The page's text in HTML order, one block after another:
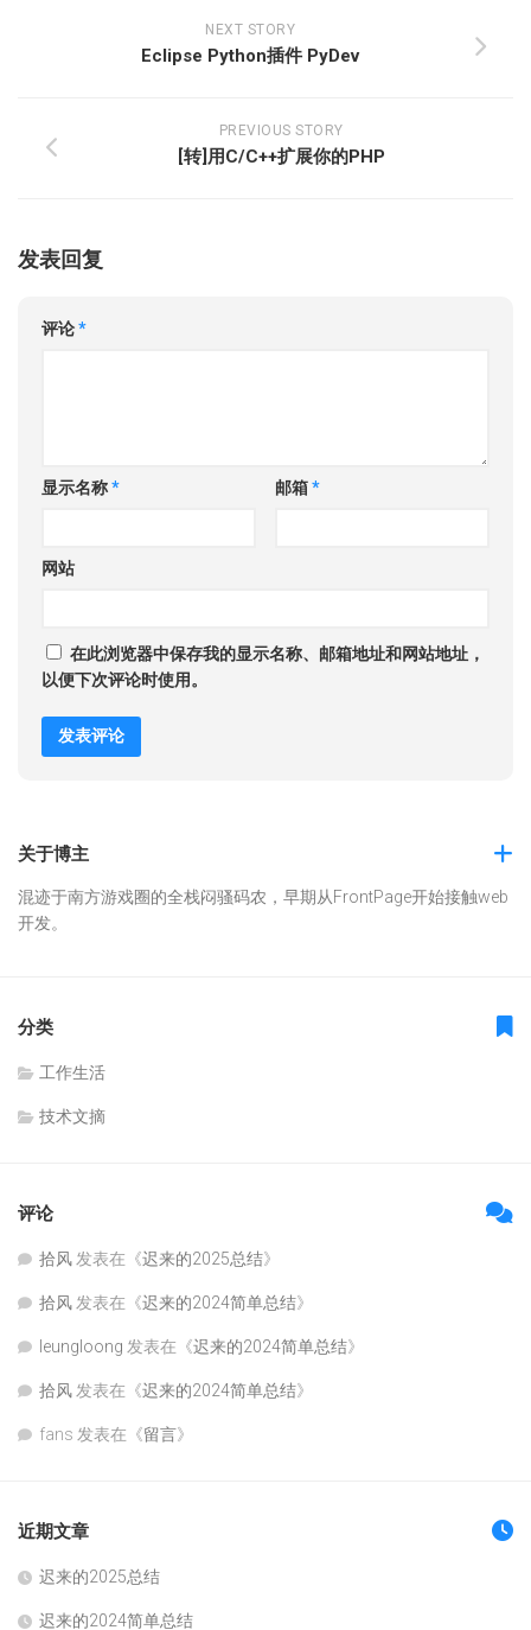
NEXT STORY
Eclipse Python插件 PyDev
PREVIOUS STORY
[转]用C/C++扩展你的PHP
发表回复
评论*
显示名称* 邮箱*
网站
在此浏览器中保存我的显示名称、邮箱地址和网站地址，
以便下次评论时使用。
关于博主
混迹于南方游戏圈的全栈闷骚码农，早期从FrontPage开始接触web
开发。
分类
工作生活
技术文摘
评论
拾风 发表在《迟来的2025总结》
拾风 发表在《迟来的2024简单总结》
leungloong 发表在《迟来的2024简单总结》
拾风 发表在《迟来的2024简单总结》
fans 发表在《留言》
近期文章
迟来的2025总结
迟来的2024简单总结